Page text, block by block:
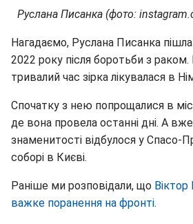
Руслана Писанка (фото:
Нагадаємо, Руслана Писанка
2022 року після боротьби з
тривалий час зірка лікувалася в
Спочатку з нею попрощалися в
де вона провела останні дні. А
знаменитості відбулося у
соборі в Києві.
Раніше ми розповідали, що
важке поранення на фронті.